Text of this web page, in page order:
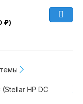
₽)
(Stellar HP DC